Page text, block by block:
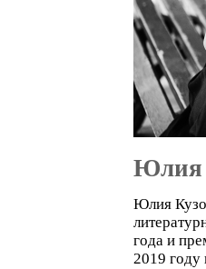
Юлия
Юлия
года и
2019 году